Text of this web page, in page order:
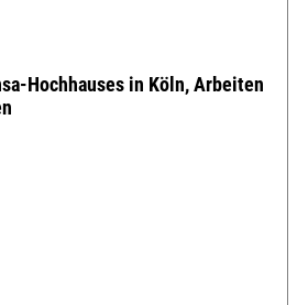
Hochhauses in Köln, Arbeiten